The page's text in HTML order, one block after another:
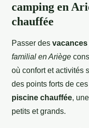
camping en
chauffée
Passer des vacances
familial en Ariège
où confort et activités
des points forts de
piscine chauffée,
petits et grands.